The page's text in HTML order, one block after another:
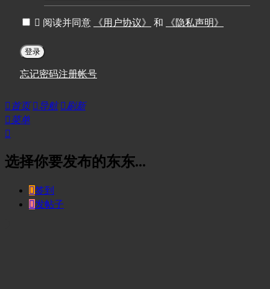
 阅读并同意 《用户协议》 和 《隐私声明》
登录
忘记密码注册帐号
 首页 导航  刷新
菜单

选择你要发布的东东...
签到
发帖子